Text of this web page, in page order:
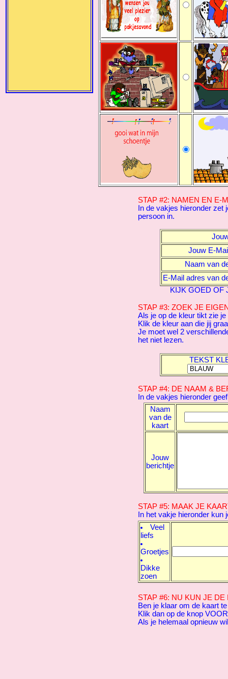
STAP #2: NAMEN EN E-
In de vakjes hieronder zet
persoon in.
Jouw E-
Naam van
E-Mail adres van
KIJK GOED OF
STAP #3: ZOEK JE
Als je op de kleur tikt zie
Klik de kleur aan die jij
Je moet wel 2
het niet lezen.
TEKST
STAP #4: DE NAAM &
In de vakjes hieronder
Naam
van de
kaart
Jouw
berichtje
STAP #5: MAAK JE
In het vakje hieronder
Veel
liefs
Groetjes
Dikke
zoen
STAP #6: NU KUN JE
Ben je klaar om de kaart
Klik dan op de knop
Als je helemaal opnieuw